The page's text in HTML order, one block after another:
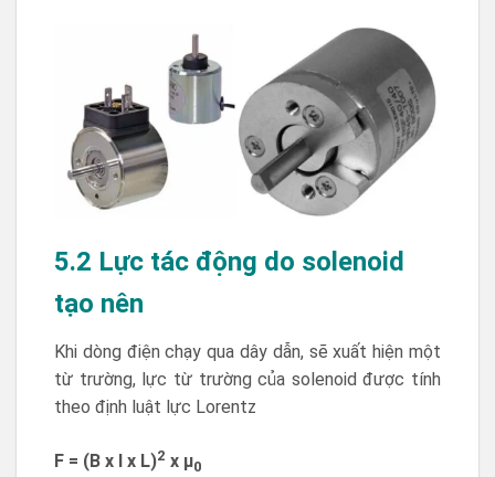
5.2 Lực tác động do solenoid
tạo nên
Khi dòng điện chạy qua dây dẫn, sẽ xuất hiện một
từ trường, lực từ trường của solenoid được tính
theo định luật lực Lorentz
F = (B x I x L)2 x μ0